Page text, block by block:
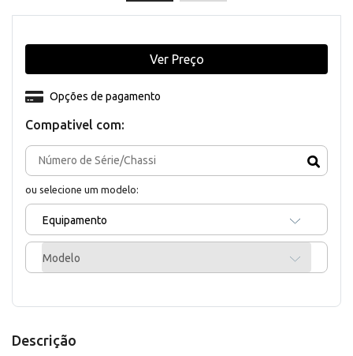
Compativel com:
ou selecione um modelo:
Equipamento
Modelo
Opções de pagamento
Ver Preço
Descrição